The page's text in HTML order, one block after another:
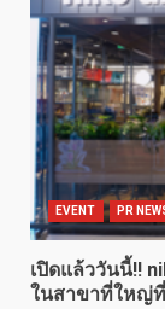
EVENT PR
เปิดแล้ววันนี้!!
ในสาขาที่ใหญ่